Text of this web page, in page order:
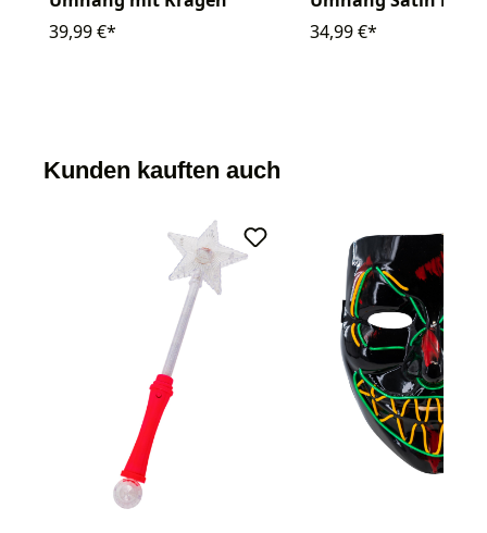
39,99 €*
34,99 €*
Kunden kauften auch